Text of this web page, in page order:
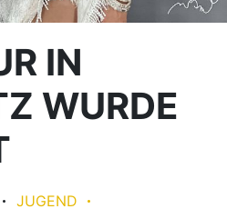
IN
WURDE
JUGEND